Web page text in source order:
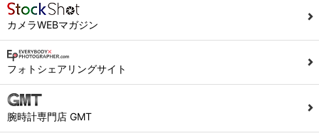
カメラWEBマガジン
フォトシェアリングサイト
腕時計専門店 GMT